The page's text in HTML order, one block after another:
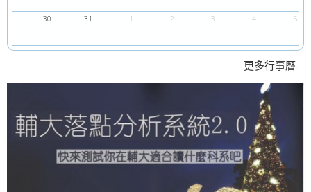
30 31 1 2 3 4 5
更多行事曆....